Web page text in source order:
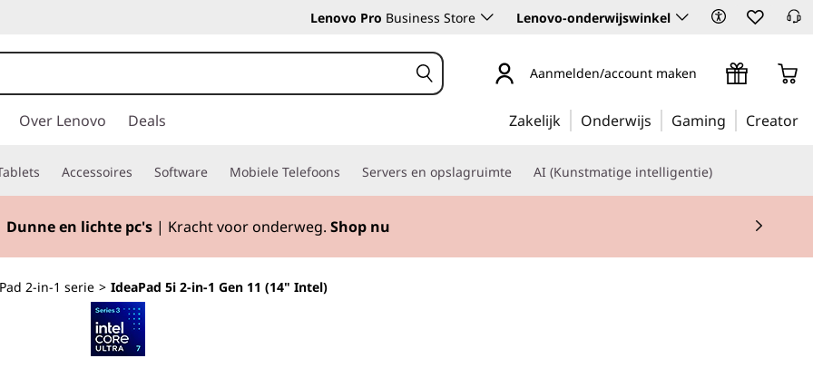
Lenovo Pro Business Store Lenovo-onderwijswinkel
Aanmelden/account maken
Over Lenovo Deals Zakelijk Onderwijs Gaming Creator
Accessoires Software Mobiele Telefoons Servers en opslagruimte AI (Kunstmatige intelligentie)
Dunne en lichte pc's| Kracht voor onderweg. Shop nu
2-in-1 serie > IdeaPad 5i 2-in-1 Gen 11 (14" Intel)